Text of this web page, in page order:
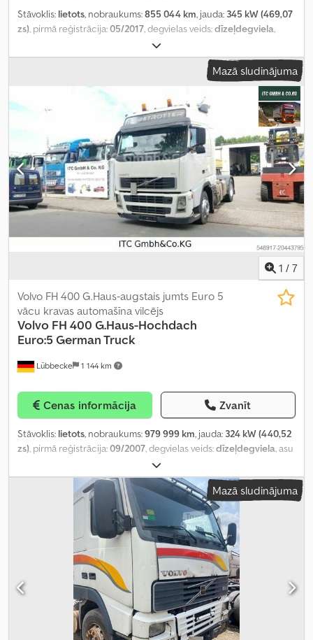
Stāvoklis: lietots, nobraukums:855 044 km, jauda: 345 kW (469,07
zs), pirmā reģistrācija:05/2017, degvielas veids:dīzeļdegviela,
, riepu stāvoklis:
konfigurācija:4x2, degviela:dīzeļdegviela, degvielas tvertnes
gulēšanas kabīne,
pārnesuma veids:automātisks
, piekares
sistēma:
, kopējais garums: 5 890 mm , kopējais platums:2 520
2017, Aprīkojums:ABS, AdBlue, borta
dators, centrālā atslēga, diferenciāļa bloķētājs, elektriskais logu
regulators, elektriski regulējams spogulis, gaisa
kondicionēšana, kruīza kontrole, ledusskapis, miglas lukturi,
riepu spiediena uzraudzība, spoileris, stūres pastiprinātājs,
sēdekļa apsilde, vilces kontroles sistēma,
Mazā sludinājuma
1 / 7
Lübbecke 1 144 km
Volvo FH 400 G.Haus-augstais jumts Euro 5
vācu kravas automašīna vilcējs
Volvo FH 400 G.Haus-Hochdach
Euro:5 German Truck
Cenas informācija Zvanīt
Stāvoklis: lietots, nobraukums:979 999 km, jauda: 324 kW (440,52
zs), pirmā reģistrācija:09/2007, degvielas veids:dīzeļdegviela, asu
dīzeļdegviela
veids:automātisks, emisijas klase:Euro 4, Ražošanas gads:2007,
ABS, EBS (Elektroniskā bremžu sistēma), gaisa
kondicionēšana, kruīza kontrole
Mazā sludinājuma